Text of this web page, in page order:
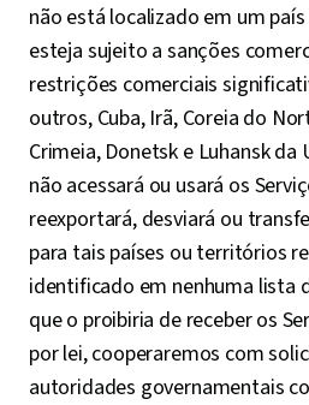
não está localizado em um
esteja sujeito a sanções
restrições comerciais
outros, Cuba, Irã, Coreia do
Crimeia, Donetsk e Luhansk da
não acessará ou usará os
reexportará, desviará ou
para tais países ou territórios
identificado em nenhuma lista
que o proibiria de receber os
por lei, cooperaremos com
autoridades governamentais